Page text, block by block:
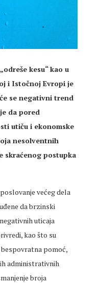
kesu“ kao u
i Istočnoj Evropi je
se negativni trend
da pored
utiču i ekonomske
nesolventnih
skraćenog postupka
većeg dela
da brzinski
uticaja
kao što su
pomoć,
administrativnih
broja